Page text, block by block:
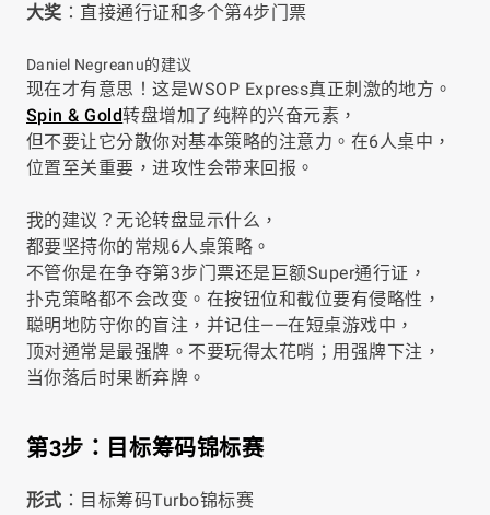
大奖 ：直接通行证和多个第4步门票
Daniel Negreanu的建议
现在才有意思！这是WSOP Express真正刺激的地方。
Spin & Gold转盘增加了纯粹的兴奋元素，
但不要让它分散你对基本策略的注意力。在6人桌中，
位置至关重要，进攻性会带来回报。
我的建议？无论转盘显示什么，
都要坚持你的常规6人桌策略。
不管你是在争夺第3步门票还是巨额Super通行证，
扑克策略都不会改变。在按钮位和截位要有侵略性，
聪明地防守你的盲注，并记住——在短桌游戏中，
顶对通常是最强牌。不要玩得太花哨；用强牌下注，
当你落后时果断弃牌。
第3步：目标筹码锦标赛
形式 ：目标筹码Turbo锦标赛